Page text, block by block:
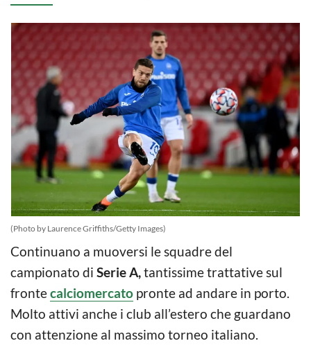
(Photo by Laurence Griffiths/Getty Images)
Continuano a muoversi le squadre del
campionato di Serie A,tantissime trattative sul
frontecalciomercato pronte ad andare in porto.
Molto attivi anche i club all’estero che guardano
con attenzione al massimo torneo italiano.